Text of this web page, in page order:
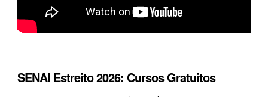
SENAI Estreito 2026: Cursos Gratuitos